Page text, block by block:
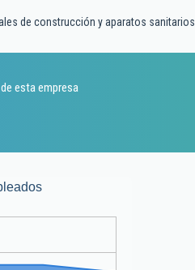
de construcción y aparatos sanitarios
esta empresa